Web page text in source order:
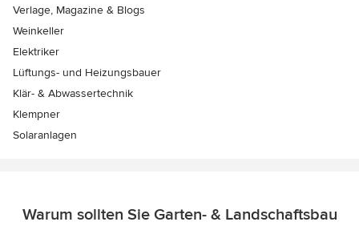
Verlage, Magazine & Blogs
Weinkeller
Elektriker
Lüftungs- und Heizungsbauer
Klär- & Abwassertechnik
Klempner
Solaranlagen
Warum sollten Sie Garten- & Landschaftsbau